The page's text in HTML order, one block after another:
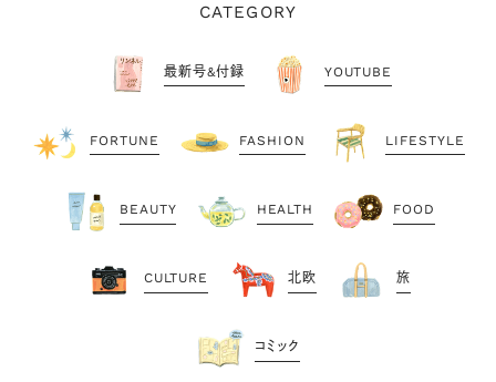
CATEGORY
最新号&付録 YOUTUBE
FORTUNE FASHION LIFESTYLE
BEAUTY HEALTH FOOD
CULTURE 北欧 旅
コミック